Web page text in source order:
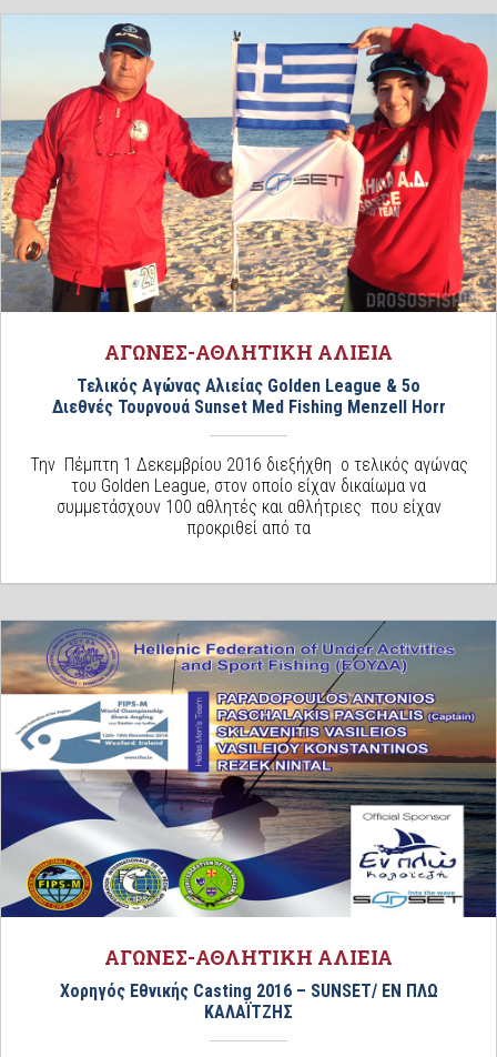
ΑΓΩΝΕΣ-ΑΘΛΗΤΙΚΗ ΑΛΙΕΙΑ
Τελικός Αγώνας Αλιείας Golden League & 5ο
Διεθνές Τουρνουά Sunset Med Fishing Menzell Horr
Την Πέμπτη 1 Δεκεμβρίου 2016 διεξήχθη ο τελικός αγώνας
του Golden League, στον οποίο είχαν δικαίωμα να
συμμετάσχουν 100 αθλητές και αθλήτριες που είχαν
προκριθεί από τα
ΑΓΩΝΕΣ-ΑΘΛΗΤΙΚΗ ΑΛΙΕΙΑ
Χορηγός Εθνικής Casting 2016 – SUNSET/ EN ΠΛΩ
ΚΑΛΑΪΤΖΗΣ